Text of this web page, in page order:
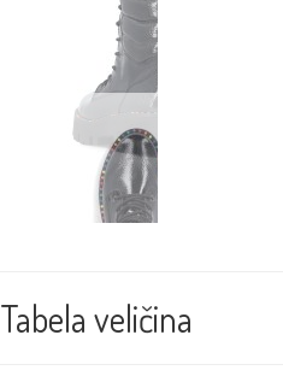
Tabela veličina